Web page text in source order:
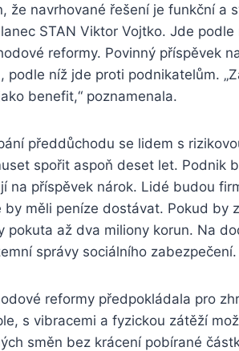
že navrhované řešení je funkční a
STAN Viktor Vojtko. Jde
reformy. Povinný příspěvek
podle níž jde proti podnikatelům.
benefit,“ poznamenala.
předdůchodu se lidem s
spořit aspoň deset let. Podnik
na příspěvek nárok. Lidé budou
by měli peníze dostávat. Pokud by
pokuta až dva miliony korun. Na
správy sociálního zabezpečení.
reformy předpokládala pro
s vibracemi a fyzickou zátěží
směn bez krácení pobírané